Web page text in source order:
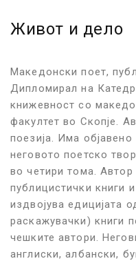
Живот и дело
Македонски поет,
Дипломирал на
книжевност со
факултет во Скопје.
поезија. Има
неговото поетско
во четири тома. Автор
публицистички книги
издвојува едицијата
раскажувачки) книги
чешките автори.
англиски, албански,